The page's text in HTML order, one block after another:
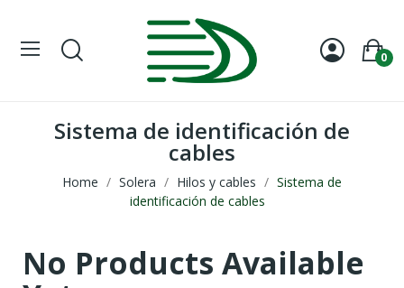
0
Sistema de identificación de
cables
Home Solera Hilos y cables
Sistema de
identificación de cables
No Products Available